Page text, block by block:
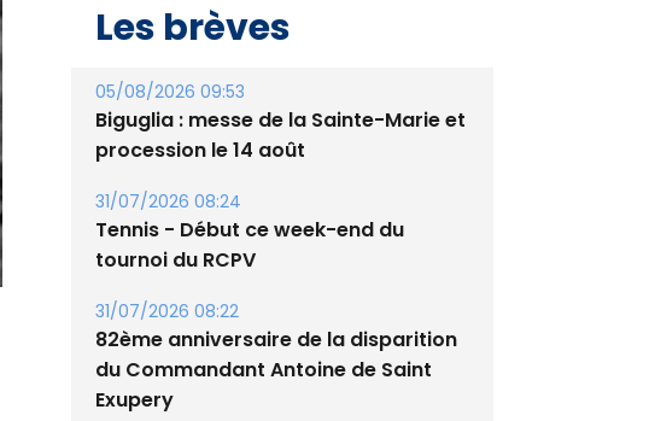
Les brèves
05/08/2026 09:53
Biguglia : messe de la Sainte-Marie et
procession le 14 août
31/07/2026 08:24
Tennis - Début ce week-end du
tournoi du RCPV
31/07/2026 08:22
82ème anniversaire de la disparition
du Commandant Antoine de Saint
Exupery